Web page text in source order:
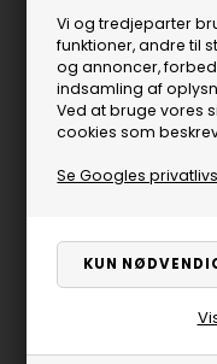
Vi og tredjeparter
funktioner, andre til
og annoncer,
indsamling af
Ved at bruge vores
cookies som
Se Googles